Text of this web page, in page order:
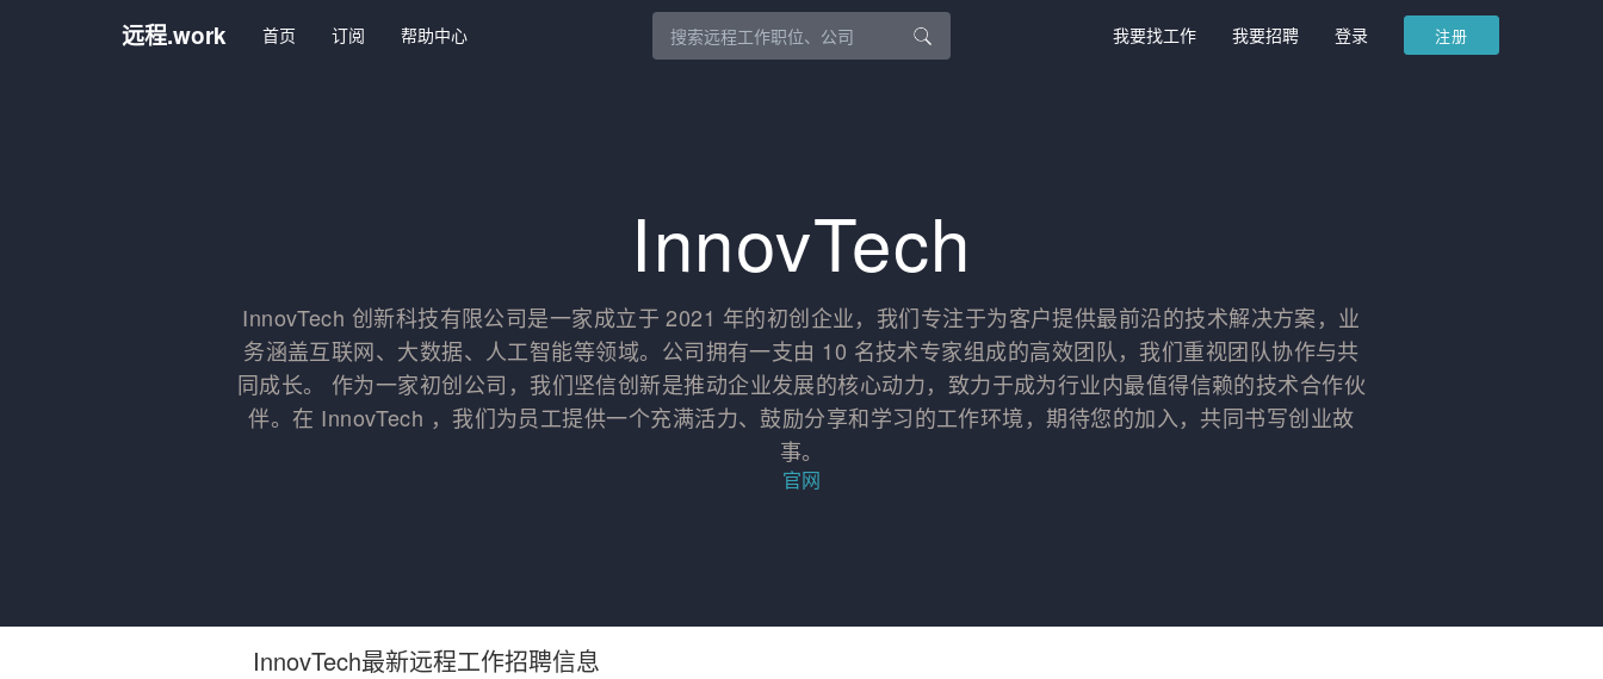
远程.work 首页 订阅 帮助中心 我要找工作 我要招聘 登录 注册
InnovTech
InnovTech 创新科技有限公司是一家成立于 2021 年的初创企业，我们专注于为客户提供最前沿的技术解决方案，业
务涵盖互联网、大数据、人工智能等领域。公司拥有一支由 10 名技术专家组成的高效团队，我们重视团队协作与共
同成长。 作为一家初创公司，我们坚信创新是推动企业发展的核心动力，致力于成为行业内最值得信赖的技术合作伙
伴。在 InnovTech ，我们为员工提供一个充满活力、鼓励分享和学习的工作环境，期待您的加入，共同书写创业故
事。
官网
InnovTech最新远程工作招聘信息